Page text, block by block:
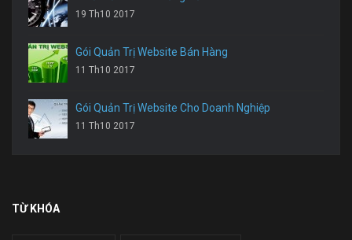
19 Th10 2017
Gói Quản Trị Website Bán Hàng
11 Th10 2017
Gói Quản Trị Website Cho Doanh Nghiệp
11 Th10 2017
TỪ KHÓA